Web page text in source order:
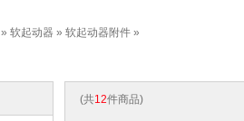
» 软起动器 » 软起动器附件 »
(共12件商品)